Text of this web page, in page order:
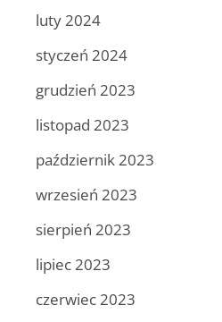
luty 2024
styczeń 2024
grudzień 2023
listopad 2023
październik 2023
wrzesień 2023
sierpień 2023
lipiec 2023
czerwiec 2023